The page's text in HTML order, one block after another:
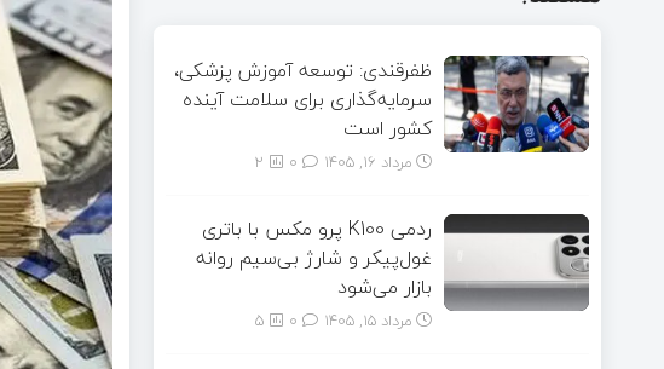
ظفرقندی: توسعه آموزش پزشکی،
سرمایه‌گذاری برای سلامت آینده
کشور است
مرداد ۱۶, ۱۴۰۵ 2
ردمی K100 پرو مکس با باتری
غول‌پیکر و شارژ بی‌سیم روانه
بازار می‌شود
مرداد ۱۵, ۱۴۰۵ 5